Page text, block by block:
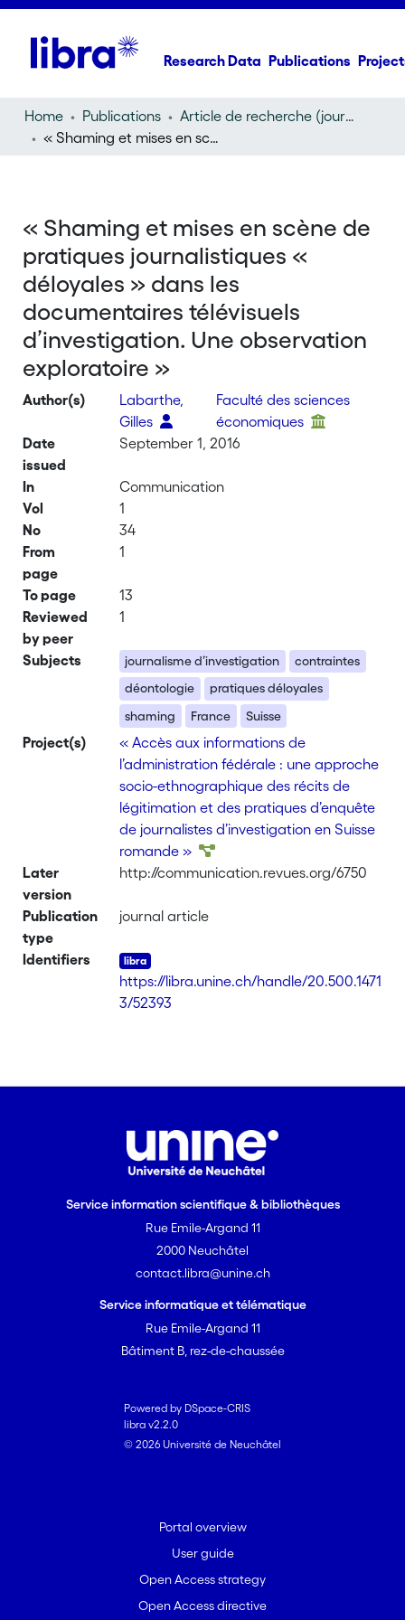
Research Data Publications
Home Publications
Article de recherche (journal article)
« Shaming et mises en scène de pratiques journalistiques « déloyales » dans les documentaires télévisuels d’investigation. Une observation exploratoire »
« Shaming et mises en scène de
pratiques journalistiques «
déloyales » dans les
documentaires télévisuels
d’investigation. Une observation
exploratoire »
Author(s)
Labarthe,
Gilles
Faculté des sciences
économiques
Date
issued
September 1, 2016
In
Communication
Vol
1
No
34
From
page
1
To page
13
Reviewed
by peer
1
Subjects journalisme d’investigation
contraintes
déontologie
pratiques déloyales
shaming
France Suisse
Project(s)
« Accès aux informations de
l’administration fédérale : une approche
socio-ethnographique des récits de
légitimation et des pratiques d’enquête
de journalistes d’investigation en Suisse
romande »
Later
version
http://communication.revues.org/6750
Publication
type
journal article
Identifiers
https://libra.unine.ch/handle/20.500.1471
3/52393
Service information scientifique & bibliothèques
Rue Emile-Argand 11
2000 Neuchâtel
contact.libra@unine.ch
Service informatique et télématique
Rue Emile-Argand 11
Bâtiment B, rez-de-chaussée
Powered by DSpace-CRIS
libra v2.2.0
© 2026 Université de Neuchâtel
Portal overview
User guide
Open Access strategy
Open Access directive